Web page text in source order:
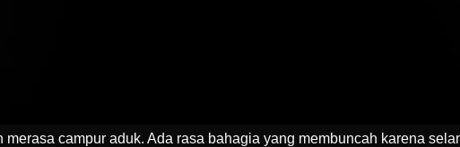
campur aduk. Ada rasa bahagia yang membuncah karena